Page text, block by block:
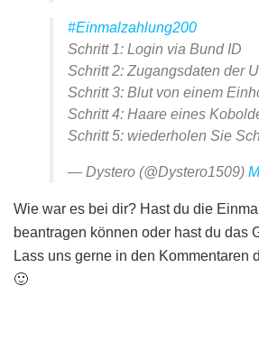
#Einmalzahlung200
Schritt 1: Login via Bund ID
Schritt 2: Zugangsdaten der
Schritt 3: Blut von einem
Schritt 4: Haare eines
Schritt 5: wiederholen Sie
— Dystero (@Dystero1509)
Wie war es bei dir? Hast du die
beantragen können oder hast du das
Lass uns gerne in den Kommentaren
🙂